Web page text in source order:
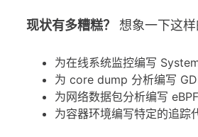
现状有多糟糕？ 想象一下这样
为在线系统监控编写
为 core dump 分析编写
为网络数据包分析编写
为容器环境编写特定的追踪